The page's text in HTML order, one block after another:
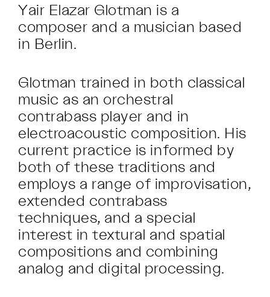
Yair Elazar Glotman is a
composer and a musician based
in Berlin.
Glotman trained in both classical
music as an orchestral
contrabass player and in
electroacoustic composition. His
current practice is informed by
both of these traditions and
employs a range of improvisation,
extended contrabass
techniques, and a special
interest in textural and spatial
compositions and combining
analog and digital processing.